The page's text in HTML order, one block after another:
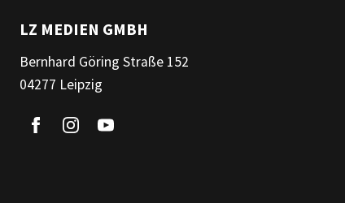
LZ MEDIEN GMBH
Bernhard Göring Straße 152
04277 Leipzig